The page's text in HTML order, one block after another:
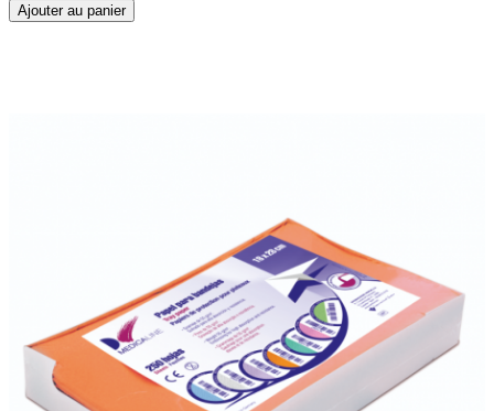
Ajouter au panier